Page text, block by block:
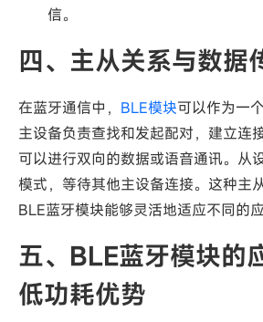
信。
四、主从关系与数据
在蓝牙通信中， BLE模块可以作为一
主设备负责查找和发起配对，建立连
可以进行双向的数据或语音通讯。从
模式，等待其他主设备连接。这种主
BLE蓝牙模块能够灵活地适应不同的应
五、BLE蓝牙模块的
低功耗优势